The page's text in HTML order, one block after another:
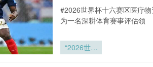
夜节律与运
动表现的影
#2026世界杯十六赛区医疗
为一名深耕体育赛事评估领
“2026世界